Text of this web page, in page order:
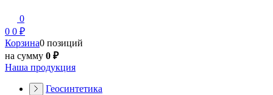
0
0 0 ₽
Корзина0 позиций
на сумму 0 ₽
Наша продукция
Геосинтетика